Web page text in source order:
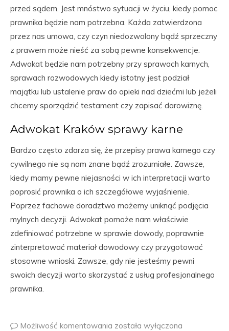
przed sądem. Jest mnóstwo sytuacji w życiu, kiedy pomoc
prawnika będzie nam potrzebna. Każda zatwierdzona
przez nas umowa, czy czyn niedozwolony bądź sprzeczny
z prawem może nieść za sobą pewne konsekwencje.
Adwokat będzie nam potrzebny przy sprawach karnych,
sprawach rozwodowych kiedy istotny jest podział
majątku lub ustalenie praw do opieki nad dziećmi lub jeżeli
chcemy sporządzić testament czy zapisać darowiznę.
Adwokat Kraków sprawy karne
Bardzo często zdarza się, że przepisy prawa karnego czy
cywilnego nie są nam znane bądź zrozumiałe. Zawsze,
kiedy mamy pewne niejasności w ich interpretacji warto
poprosić prawnika o ich szczegółowe wyjaśnienie.
Poprzez fachowe doradztwo możemy uniknąć podjęcia
mylnych decyzji. Adwokat pomoże nam właściwie
zdefiniować potrzebne w sprawie dowody, poprawnie
zinterpretować materiał dowodowy czy przygotować
stosowne wnioski. Zawsze, gdy nie jesteśmy pewni
swoich decyzji warto skorzystać z usług profesjonalnego
prawnika.
Możliwość komentowania została wyłączona